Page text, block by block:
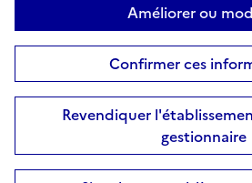
Améliorer ou
Confirmer ces
Revendiquer
gestionnaire